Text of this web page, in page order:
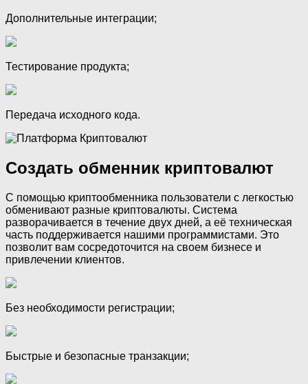
Дополнительные интеграции;
Тестирование продукта;
Передача исходного кода.
Создать обменник криптовалют
С помощью криптообменника пользователи с легкостью
обменивают разные криптовалюты. Система
разворачивается в течение двух дней, а её техническая
часть поддерживается нашими программистами. Это
позволит вам сосредоточится на своем бизнесе и
привлечении клиентов.
Без необходимости регистрации;
Быстрые и безопасные транзакции;